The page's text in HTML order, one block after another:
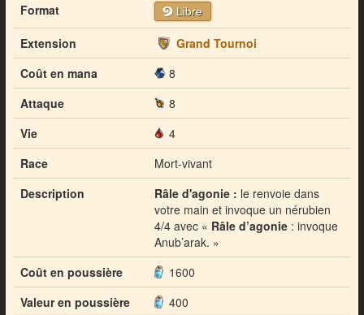
Format
Libre
Extension
Grand Tournoi
Coût en mana
8
Attaque
8
Vie
4
Race
Mort-vivant
Description
Râle d'agonie : le renvoie dans
votre main et invoque un nérubien
4/4 avec « Râle d’agonie: invoque
Anub’arak. »
Coût en poussière
1600
Valeur en poussière
400